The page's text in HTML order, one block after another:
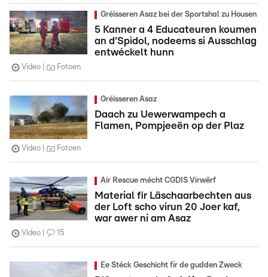
Gréisseren Asaz bei der Sportshal zu Housen
5 Kanner a 4 Educateuren koumen
an d'Spidol, nodeems si Ausschlag
entwéckelt hunn
Video Fotoen
Gréisseren Asaz
Daach zu Uewerwampech a
Flamen, Pompjeeën op der Plaz
Video Fotoen
Air Rescue mécht CGDIS Virwërf
Material fir Läschaarbechten aus
der Loft scho virun 20 Joer kaf,
war awer ni am Asaz
Video 15
Ee Stéck Geschicht fir de gudden Zweck